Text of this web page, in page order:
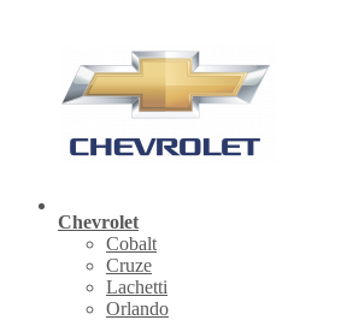
Chevrolet
Cobalt
Cruze
Lachetti
Orlando